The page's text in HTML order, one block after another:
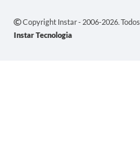
Copyright Instar - 2006-2026.
Instar Tecnologia